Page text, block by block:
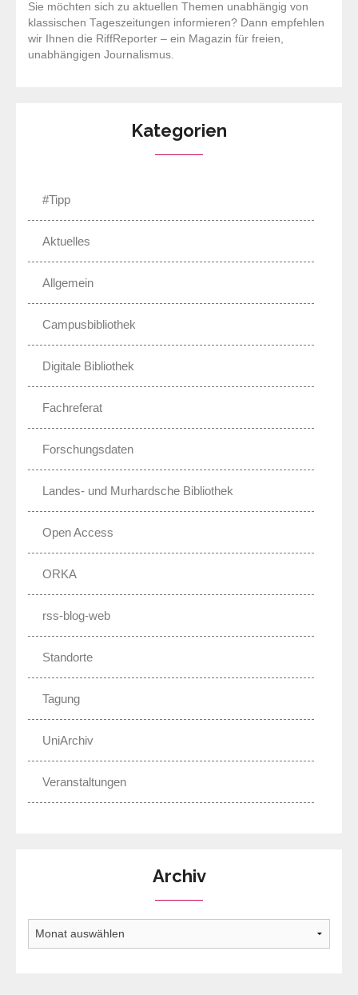
Sie möchten sich zu aktuellen Themen unabhängig von
klassischen Tageszeitungen informieren? Dann empfehlen
wir Ihnen die RiffReporter – ein Magazin für freien,
unabhängigen Journalismus.
Kategorien
#Tipp
Aktuelles
Allgemein
Campusbibliothek
Digitale Bibliothek
Fachreferat
Forschungsdaten
Landes- und Murhardsche Bibliothek
Open Access
ORKA
rss-blog-web
Standorte
Tagung
UniArchiv
Veranstaltungen
Archiv
Archiv